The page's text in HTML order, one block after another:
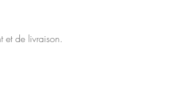
et de livraison.